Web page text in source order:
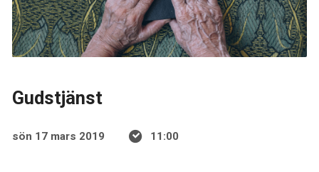
Gudstjänst
sön 17 mars 2019 11:00